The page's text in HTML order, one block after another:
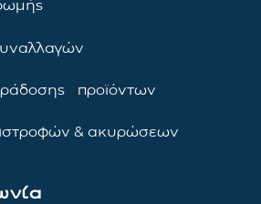
προϊόντων
& ακυρώσεων